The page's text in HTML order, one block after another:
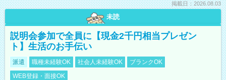
掲載日：2026.08.03
未読
説明会参加で全員に【現金2千円相当プレゼン
ト】生活のお手伝い
派遣 職種未経験OK 社会人未経験OK
ブランクOK
WEB登録・面接OK